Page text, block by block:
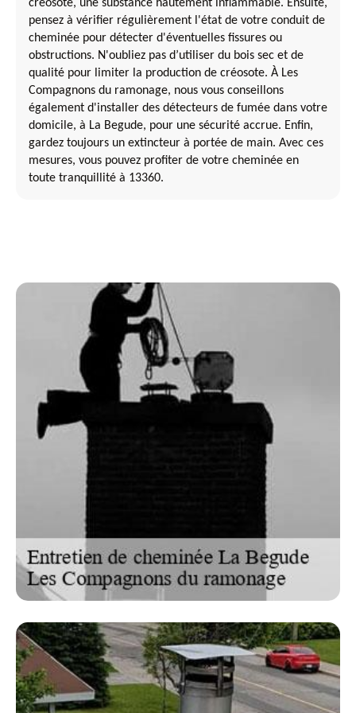
créosote, une substance hautement inflammable. Ensuite,
pensez à vérifier régulièrement l'état de votre conduit de
cheminée pour détecter d'éventuelles fissures ou
obstructions. N'oubliez pas d’utiliser du bois sec et de
qualité pour limiter la production de créosote. À Les
Compagnons du ramonage, nous vous conseillons
également d'installer des détecteurs de fumée dans votre
domicile, à La Begude, pour une sécurité accrue. Enfin,
gardez toujours un extincteur à portée de main. Avec ces
mesures, vous pouvez profiter de votre cheminée en
toute tranquillité à 13360.